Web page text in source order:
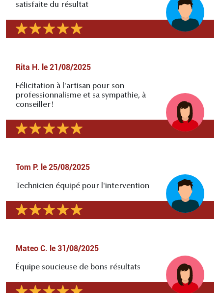
satisfaite du résultat
Rita H. le 21/08/2025
Félicitation à l'artisan pour son
professionnalisme et sa sympathie, à
conseiller!
Tom P. le 25/08/2025
Technicien équipé pour l'intervention
Mateo C. le 31/08/2025
Équipe soucieuse de bons résultats